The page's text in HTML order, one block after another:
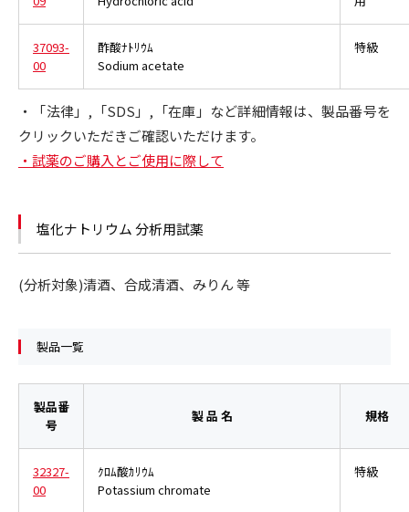
37093-
00
酢酸ﾅﾄﾘｳﾑ
Sodium acetate
特級
・「法律」,「SDS」,「在庫」など詳細情報は、製品番号を
クリックいただきご確認いただけます。
・試薬のご購入とご使用に際して
塩化ナトリウム 分析用試薬
(分析対象)清酒、合成清酒、みりん 等
製品一覧
製品番
号
製 品 名 規格
32327-
00
ｸﾛﾑ酸ｶﾘｳﾑ
Potassium chromate
特級